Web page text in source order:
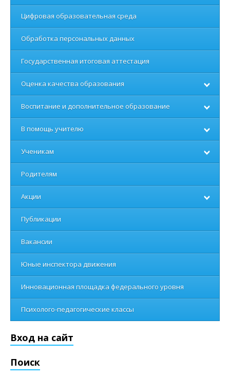
Цифровая образовательная среда
Обработка персональных данных
Государственная итоговая аттестация
Оценка качества образования
Воспитание и дополнительное образование
В помощь учителю
Ученикам
Родителям
Акции
Публикации
Вакансии
Юные инспектора движения
Инновационная площадка федерального уровня
Психолого-педагогические классы
Вход на сайт
Поиск